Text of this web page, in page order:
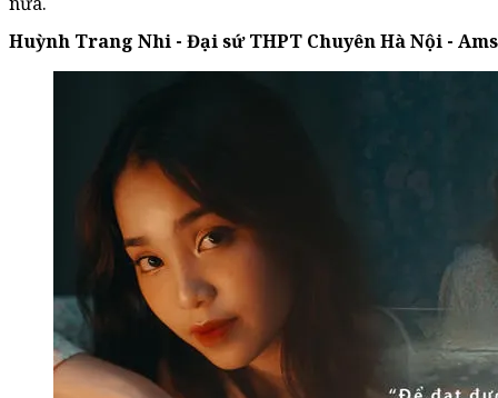
Huỳnh Trang Nhi - Đại sứ THPT Chuyên Hà Nội -